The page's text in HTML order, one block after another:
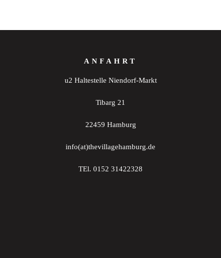
ANFAHRT
u2 Haltestelle Niendorf-Markt
Tibarg 21
22459 Hamburg
info(at)thevillagehamburg.de
TEl. 0152 31422328